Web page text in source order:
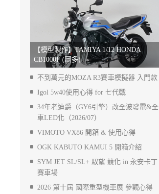
【模型製作】TAMIYA 1/12 HONDA
CB1000F (圖多)
不到萬元的MOZA R3賽車模擬器 入門款
Igol 5w40使用心得 for 七代戰
34年老迪爵（GY6引擎）改全波發電&全
車LED化（2026/07）
VIMOTO VX86 開箱 & 使用心得
OGK KABUTO KAMUI 5 開箱介紹
SYM JET SL/SL+ 馭望 競化 in 永安卡丁
賽車場
2026 第十屆 國際重型機車展 參觀心得